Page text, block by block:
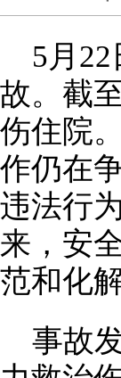
5月
故。截
伤住院
作仍在
违法行
来，安
范和化
事故